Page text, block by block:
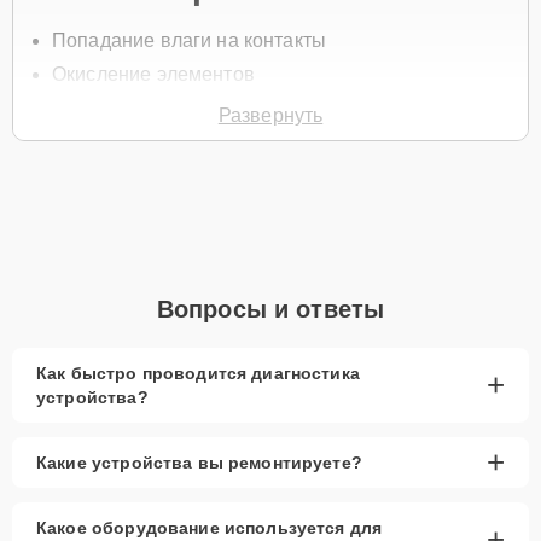
Попадание влаги на контакты
Окисление элементов
Короткое замыкание
Повреждение конденсаторов
Главные особенности
сервиса
Развернуть
Вопросы и ответы
Как быстро проводится диагностика
устройства?
+
Какие устройства вы ремонтируете? +
Какое оборудование используется для